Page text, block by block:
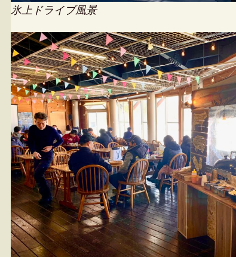
氷上ドライブ風景